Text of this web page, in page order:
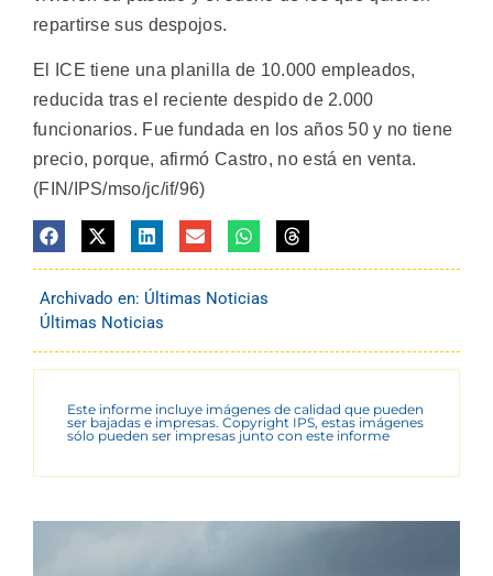
repartirse sus despojos.
El ICE tiene una planilla de 10.000 empleados,
reducida tras el reciente despido de 2.000
funcionarios. Fue fundada en los años 50 y no tiene
precio, porque, afirmó Castro, no está en venta.
(FIN/IPS/mso/jc/if/96)
Archivado en: Últimas Noticias
Últimas Noticias
Este informe incluye imágenes de calidad que pueden
ser bajadas e impresas. Copyright IPS, estas imágenes
sólo pueden ser impresas junto con este informe